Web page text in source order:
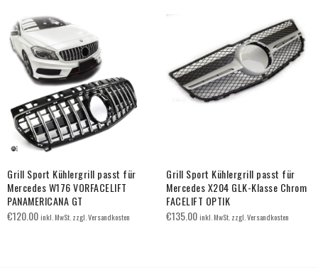
Grill Sport Kühlergrill passt für
Mercedes W176 VORFACELIFT
PANAMERICANA GT
€120.00inkl. MwSt. zzgl. Versandkosten
Grill Sport Kühlergrill passt für
Mercedes X204 GLK-Klasse Chrom
FACELIFT OPTIK
€135.00inkl. MwSt. zzgl. Versandkosten